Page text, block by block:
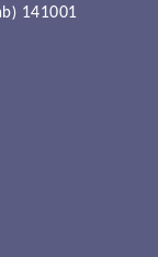
141001